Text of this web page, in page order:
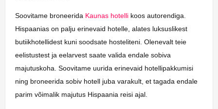
Soovitame broneerida Kaunas hotelli koos autorendiga.
Hispaanias on palju erinevaid hotelle, alates luksuslikest
butiikhotellidest kuni soodsate hosteliteni. Olenevalt teie
eelistustest ja eelarvest saate valida endale sobiva
majutuskoha. Soovitame uurida erinevaid hotellipakkumisi
ning broneerida sobiv hotell juba varakult, et tagada endale
parim võimalik majutus Hispaania reisi ajal.